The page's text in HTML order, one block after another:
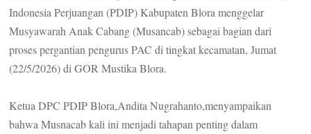
Indonesia Perjuangan (PDIP) Kabupaten Blora menggelar
Musyawarah Anak Cabang (Musancab) sebagai bagian dari
proses pergantian pengurus PAC di tingkat kecamatan, Jumat
(22/5/2026) di GOR Mustika Blora.
Ketua DPC PDIP Blora,Andita Nugrahanto,menyampaikan
bahwa Musnacab kali ini menjadi tahapan penting dalam